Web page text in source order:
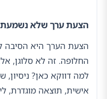
הצעת ערך שלא
הצעת הערך היא הסיבה
החלופה. זה לא סלוגן,
למה דווקא כאן?
אישית, תוצאה מוגדרת,